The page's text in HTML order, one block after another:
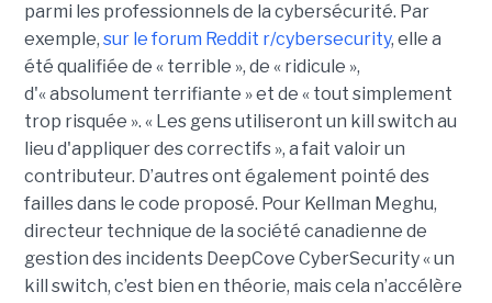
parmi les professionnels de la cybersécurité. Par
exemple, sur le forum Reddit r/cybersecurity, elle a
été qualifiée de « terrible », de « ridicule »,
d'« absolument terrifiante » et de « tout simplement
trop risquée ». « Les gens utiliseront un kill switch au
lieu d'appliquer des correctifs », a fait valoir un
contributeur. D’autres ont également pointé des
failles dans le code proposé. Pour Kellman Meghu,
directeur technique de la société canadienne de
gestion des incidents DeepCove CyberSecurity « un
kill switch, c’est bien en théorie, mais cela n’accélère